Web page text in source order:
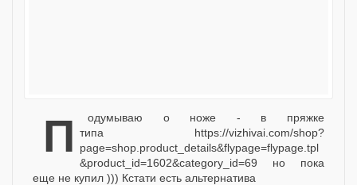
Подумываю о ноже - в пряжке типа https://vizhivai.com/shop?
page=shop.product_details&flypage=flypage.tpl
&product_id=1602&category_id=69 но пока
еще не купил ))) Кстати есть альтернатива